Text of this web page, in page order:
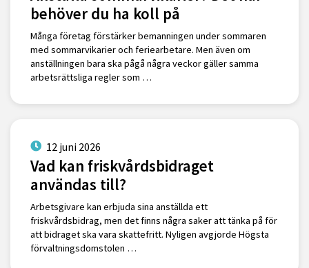
behöver du ha koll på
Många företag förstärker bemanningen under sommaren
med sommarvikarier och feriearbetare. Men även om
anställningen bara ska pågå några veckor gäller samma
arbetsrättsliga regler som …
12 juni 2026
Vad kan friskvårdsbidraget
användas till?
Arbetsgivare kan erbjuda sina anställda ett
friskvårdsbidrag, men det finns några saker att tänka på för
att bidraget ska vara skattefritt. Nyligen avgjorde Högsta
förvaltningsdomstolen …